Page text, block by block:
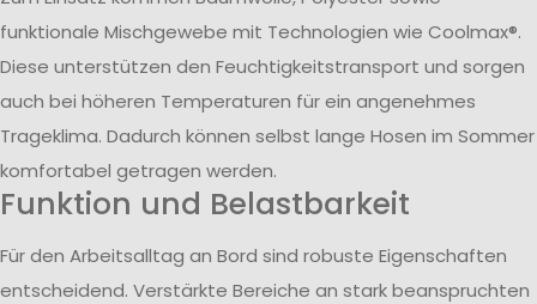
funktionale Mischgewebe mit Technologien wie Coolmax®.
Diese unterstützen den Feuchtigkeitstransport und sorgen
auch bei höheren Temperaturen für ein angenehmes
Trageklima. Dadurch können selbst lange Hosen im Sommer
komfortabel getragen werden.
Funktion und Belastbarkeit
Für den Arbeitsalltag an Bord sind robuste Eigenschaften
entscheidend. Verstärkte Bereiche an stark beanspruchten